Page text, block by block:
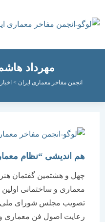
مهرداد هاشم
انجمن مفاخر معماری ایران > اخبار و
هم اندیشی “نظام معماری”
چهل و هشتمین گفتمان هنر و
تصویب مجلس شورای ملی رسید.
رعایت اصول فن معماری و